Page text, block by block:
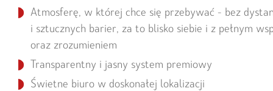
Atmosferę, w której chce się przebywać - bez
i sztucznych barier, za to blisko siebie i z pełnym
oraz zrozumieniem
Transparentny i jasny system premiowy
Świetne biuro w doskonałej lokalizacji